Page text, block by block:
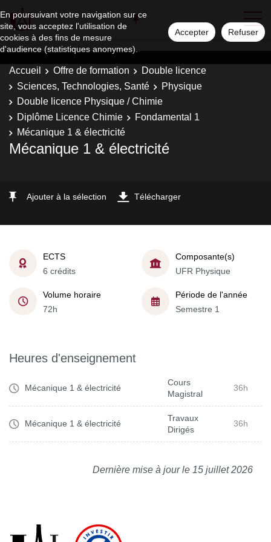
En poursuivant votre navigation sur ce
site, vous acceptez l'utilisation de
cookies à des fins de mesure
d'audience (statistiques anonymes).
Accepter Refuser
Accueil Offre de formation
Double licence
Sciences, Technologies, Santé
Physique
Double licence Physique / Chimie
Diplôme Licence Chimie
Fondamental 1
Mécanique 1 & électricité
Mécanique 1 & électricité
Ajouter à la sélection Télécharger
ECTS
6 crédits
Composante(s)
UFR Physique
Volume horaire
72h
Période de l'année
Semestre 1
Heures d'enseignement
Mécanique 1 & électricité
Cours
Magistral
36h
Mécanique 1 & électricité
Travaux
Dirigés
36h
Dernière mise à jour le 15 juillet 2026